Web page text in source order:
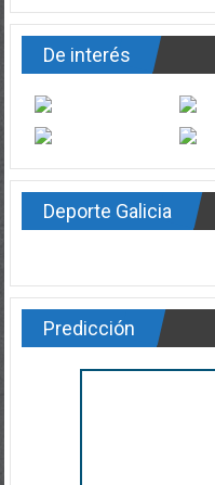
De interés
Deporte Galicia
Predicción